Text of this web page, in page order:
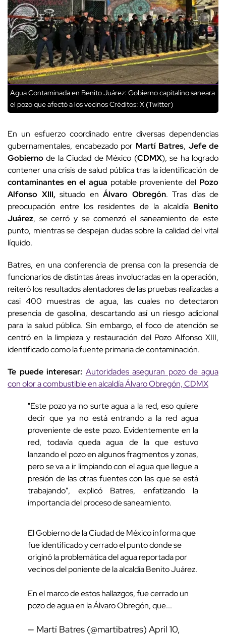
Agua Contaminada en Benito Juárez: Gobierno capitalino saneara
el pozo que afectó a los vecinosCréditos: X (Twitter)
En un esfuerzo coordinado entre diversas dependencias
gubernamentales, encabezado por Martí Batres, Jefe de
Gobierno de la Ciudad de México (CDMX), se ha logrado
contener una crisis de salud pública tras la identificación de
contaminantes en el agua potable proveniente del Pozo
Alfonso XIII, situado en Álvaro Obregón. Tras días de
preocupación entre los residentes de la alcaldía Benito
Juárez, se cerró y se comenzó el saneamiento de este
punto, mientras se despejan dudas sobre la calidad del vital
líquido.
Batres, en una conferencia de prensa con la presencia de
funcionarios de distintas áreas involucradas en la operación,
reiteró los resultados alentadores de las pruebas realizadas a
casi 400 muestras de agua, las cuales no detectaron
presencia de gasolina, descartando así un riesgo adicional
para la salud pública. Sin embargo, el foco de atención se
centró en la limpieza y restauración del Pozo Alfonso XIII,
identificado como la fuente primaria de contaminación.
Te puede interesar: Autoridades aseguran pozo de agua
con olor a combustible en alcaldía Álvaro Obregón, CDMX
"Este pozo ya no surte agua a la red, eso quiere
decir que ya no está entrando a la red agua
proveniente de este pozo. Evidentemente en la
red, todavía queda agua de la que estuvo
lanzando el pozo en algunos fragmentos y zonas,
pero se va a ir limpiando con el agua que llegue a
presión de las otras fuentes con las que se está
trabajando", explicó Batres, enfatizando la
importancia del proceso de saneamiento.
El Gobierno de la Ciudad de México informa que
fue identificado y cerrado el punto donde se
originó la problemática del agua reportada por
vecinos del poniente de la alcaldía Benito Juárez.
En el marco de estos hallazgos, fue cerrado un
pozo de agua en la Álvaro Obregón, que...
— Martí Batres (@martibatres) April 10,